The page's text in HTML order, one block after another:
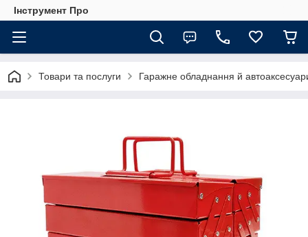
Інструмент Про
Товари та послуги Гаражне обладнання й